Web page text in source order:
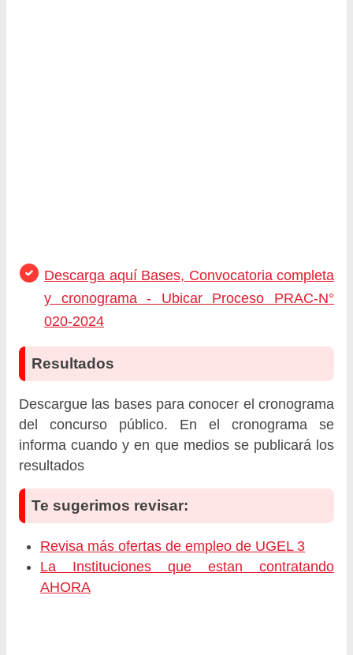
Descarga aquí Bases, Convocatoria completa
y cronograma - Ubicar Proceso PRAC-N°
020-2024
Resultados
Descargue las bases para conocer el cronograma
del concurso público. En el cronograma se
informa cuando y en que medios se publicará los
resultados
Te sugerimos revisar:
Revisa más ofertas de empleo de UGEL 3
La Instituciones que estan contratando
AHORA